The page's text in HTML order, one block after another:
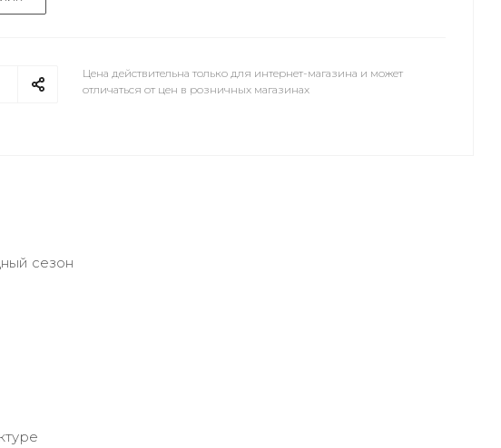
Цена действительна только для интернет-магазина и может
отличаться от цен в розничных магазинах
сезон